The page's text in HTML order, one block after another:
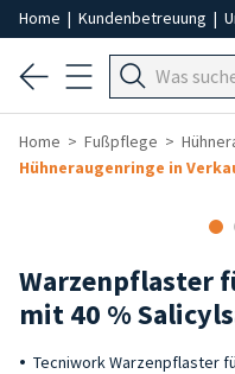
Home | Kundenbetreuung |
Home Fußpflege
Hühneraugenringe in
Warzenpflaster
mit 40 %
Tecniwork Warzenpflaster